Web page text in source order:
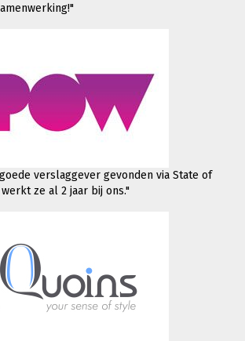
verslaggever gevonden via State of
werktze al 2 jaar bij ons."